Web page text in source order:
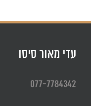
עדי מאור סיסו
077-7784342